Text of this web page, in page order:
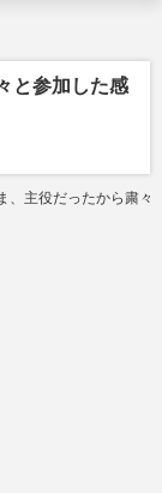
と参加した感
、主役だったから粛々